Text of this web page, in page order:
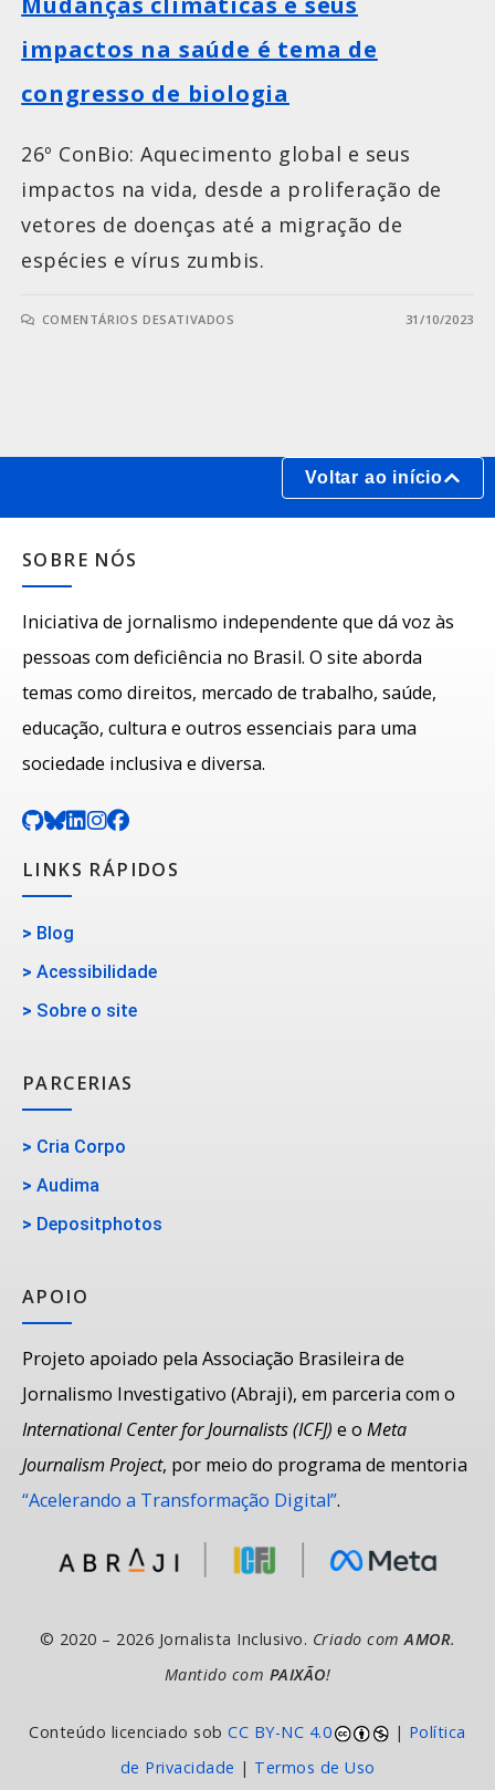
impactos na saúde é tema de
congresso de biologia
26º ConBio: Aquecimento global e seus
impactos na vida, desde a proliferação de
vetores de doenças até a migração de
espécies e vírus zumbis.
COMENTÁRIOS DESATIVADOS 31/10/2023
Voltar ao início
SOBRE NÓS
Iniciativa de jornalismo independente que dá voz às
pessoas com deficiência no Brasil. O site aborda
temas como direitos, mercado de trabalho, saúde,
educação, cultura e outros essenciais para uma
sociedade inclusiva e diversa.
LINKS RÁPIDOS
> Blog
> Acessibilidade
> Sobre o site
PARCERIAS
> Cria Corpo
> Audima
> Depositphotos
APOIO
Projeto apoiado pela Associação Brasileira de
Jornalismo Investigativo (Abraji), em parceria com o
International Center for Journalists (ICFJ) e o Meta
Journalism Project, por meio do programa de mentoria
“Acelerando a Transformação Digital”.
© 2020 – 2026 Jornalista Inclusivo. Criado comAMOR.
Mantido com PAIXÃO!
Conteúdo licenciado sobCC BY-NC 4.0 | Política
de Privacidade | Termos de Uso